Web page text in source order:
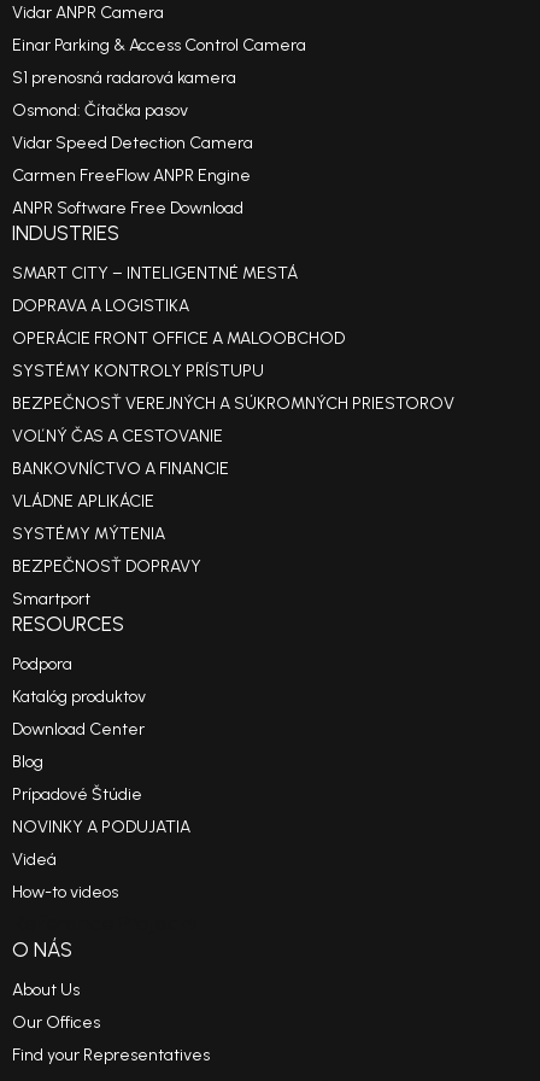
Vidar ANPR Camera
Einar Parking & Access Control Camera
S1 prenosná radarová kamera
Osmond: Čítačka pasov
Vidar Speed Detection Camera
Carmen FreeFlow ANPR Engine
ANPR Software Free Download
INDUSTRIES
SMART CITY – INTELIGENTNÉ MESTÁ
DOPRAVA A LOGISTIKA
OPERÁCIE FRONT OFFICE A MALOOBCHOD
SYSTÉMY KONTROLY PRÍSTUPU
BEZPEČNOSŤ VEREJNÝCH A SÚKROMNÝCH PRIESTOROV
VOĽNÝ ČAS A CESTOVANIE
BANKOVNÍCTVO A FINANCIE
VLÁDNE APLIKÁCIE
SYSTÉMY MÝTENIA
BEZPEČNOSŤ DOPRAVY
Smartport
RESOURCES
Podpora
Katalóg produktov
Download Center
Blog
Prípadové Štúdie
NOVINKY A PODUJATIA
Videá
How-to videos
O NÁS
About Us
Our Offices
Find your Representatives